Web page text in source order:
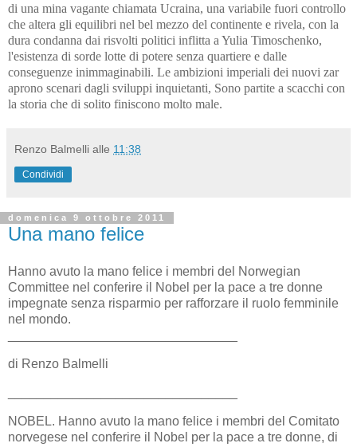
di una mina vagante chiamata Ucraina, una variabile fuori controllo
che altera gli equilibri nel bel mezzo del continente e rivela, con la
dura condanna dai risvolti politici inflitta a Yulia Timoschenko,
l'esistenza di sorde lotte di potere senza quartiere e dalle
conseguenze inimmaginabili. Le ambizioni imperiali dei nuovi zar
aprono scenari dagli sviluppi inquietanti, Sono partite a scacchi con
la storia che di solito finiscono molto male.
Renzo Balmelli alle 11:38
Condividi
domenica 9 ottobre 2011
Una mano felice
Hanno avuto la mano felice i membri del Norwegian
Committee nel conferire il Nobel per la pace a tre donne
impegnate senza risparmio per rafforzare il ruolo femminile
nel mondo.
di Renzo Balmelli
NOBEL. Hanno avuto la mano felice i membri del Comitato
norvegese nel conferire il Nobel per la pace a tre donne, di